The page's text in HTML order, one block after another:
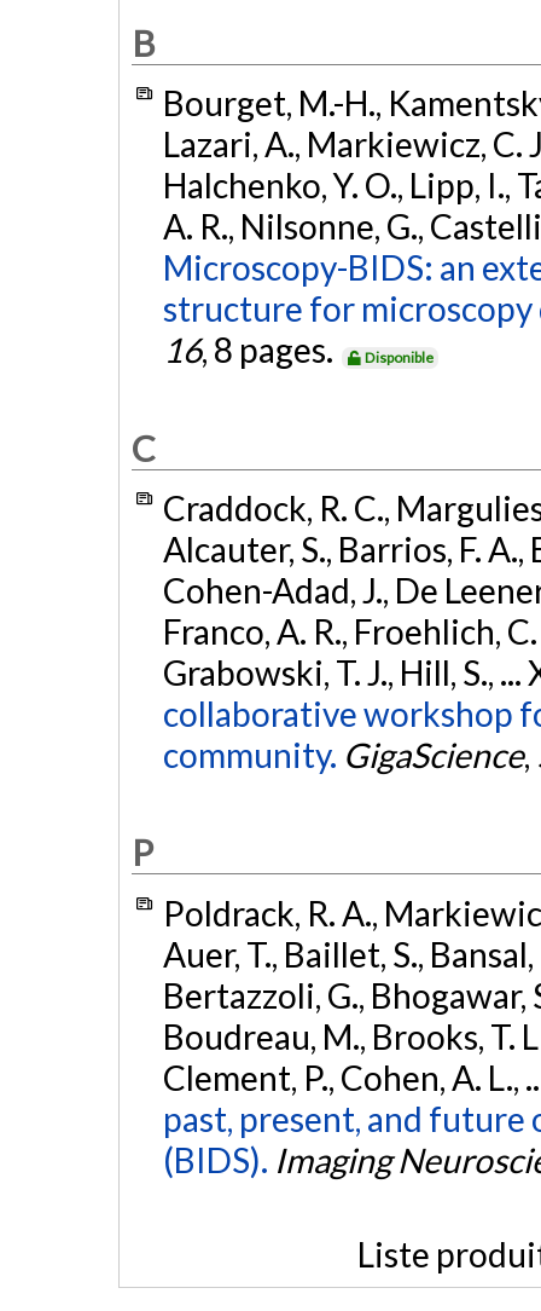
B
Bourget, M.-H.,
Lazari, A., Markiewicz, C.
Halchenko, Y. O., Lipp, I.,
A. R., Nilsonne, G.,
Microscopy-BIDS: an
structure for microscopy
16, 8 pages. Disponible
C
Craddock, R. C.,
Alcauter, S., Barrios, F.
Cohen-Adad, J., De
Franco, A. R., Froehlich, C.
Grabowski, T. J., Hill, S.,
collaborative workshop
community. GigaScience,
P
Poldrack, R. A.,
Auer, T., Baillet, S.,
Bertazzoli, G., Bhogawar,
Boudreau, M., Brooks, T.
Clement, P., Cohen, A.
past, present, and
(BIDS). Imaging
Liste